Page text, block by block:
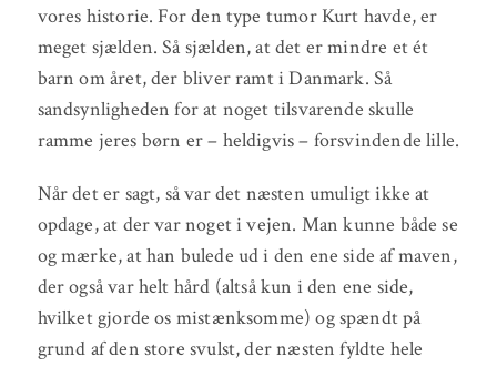
vores historie. For den type tumor Kurt havde, er
meget sjælden. Så sjælden, at det er mindre et ét
barn om året, der bliver ramt i Danmark. Så
sandsynligheden for at noget tilsvarende skulle
ramme jeres børn er – heldigvis – forsvindende lille.
Når det er sagt, så var det næsten umuligt ikke at
opdage, at der var noget i vejen. Man kunne både se
og mærke, at han bulede ud i den ene side af maven,
der også var helt hård (altså kun i den ene side,
hvilket gjorde os mistænksomme) og spændt på
grund af den store svulst, der næsten fyldte hele